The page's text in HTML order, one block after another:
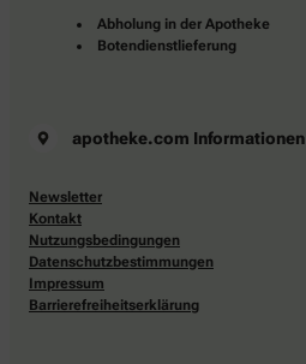
Abholung in der Apotheke
Botendienstlieferung
apotheke.com Informationen
Newsletter
Kontakt
Nutzungsbedingungen
Datenschutzbestimmungen
Impressum
Barrierefreiheitserklärung